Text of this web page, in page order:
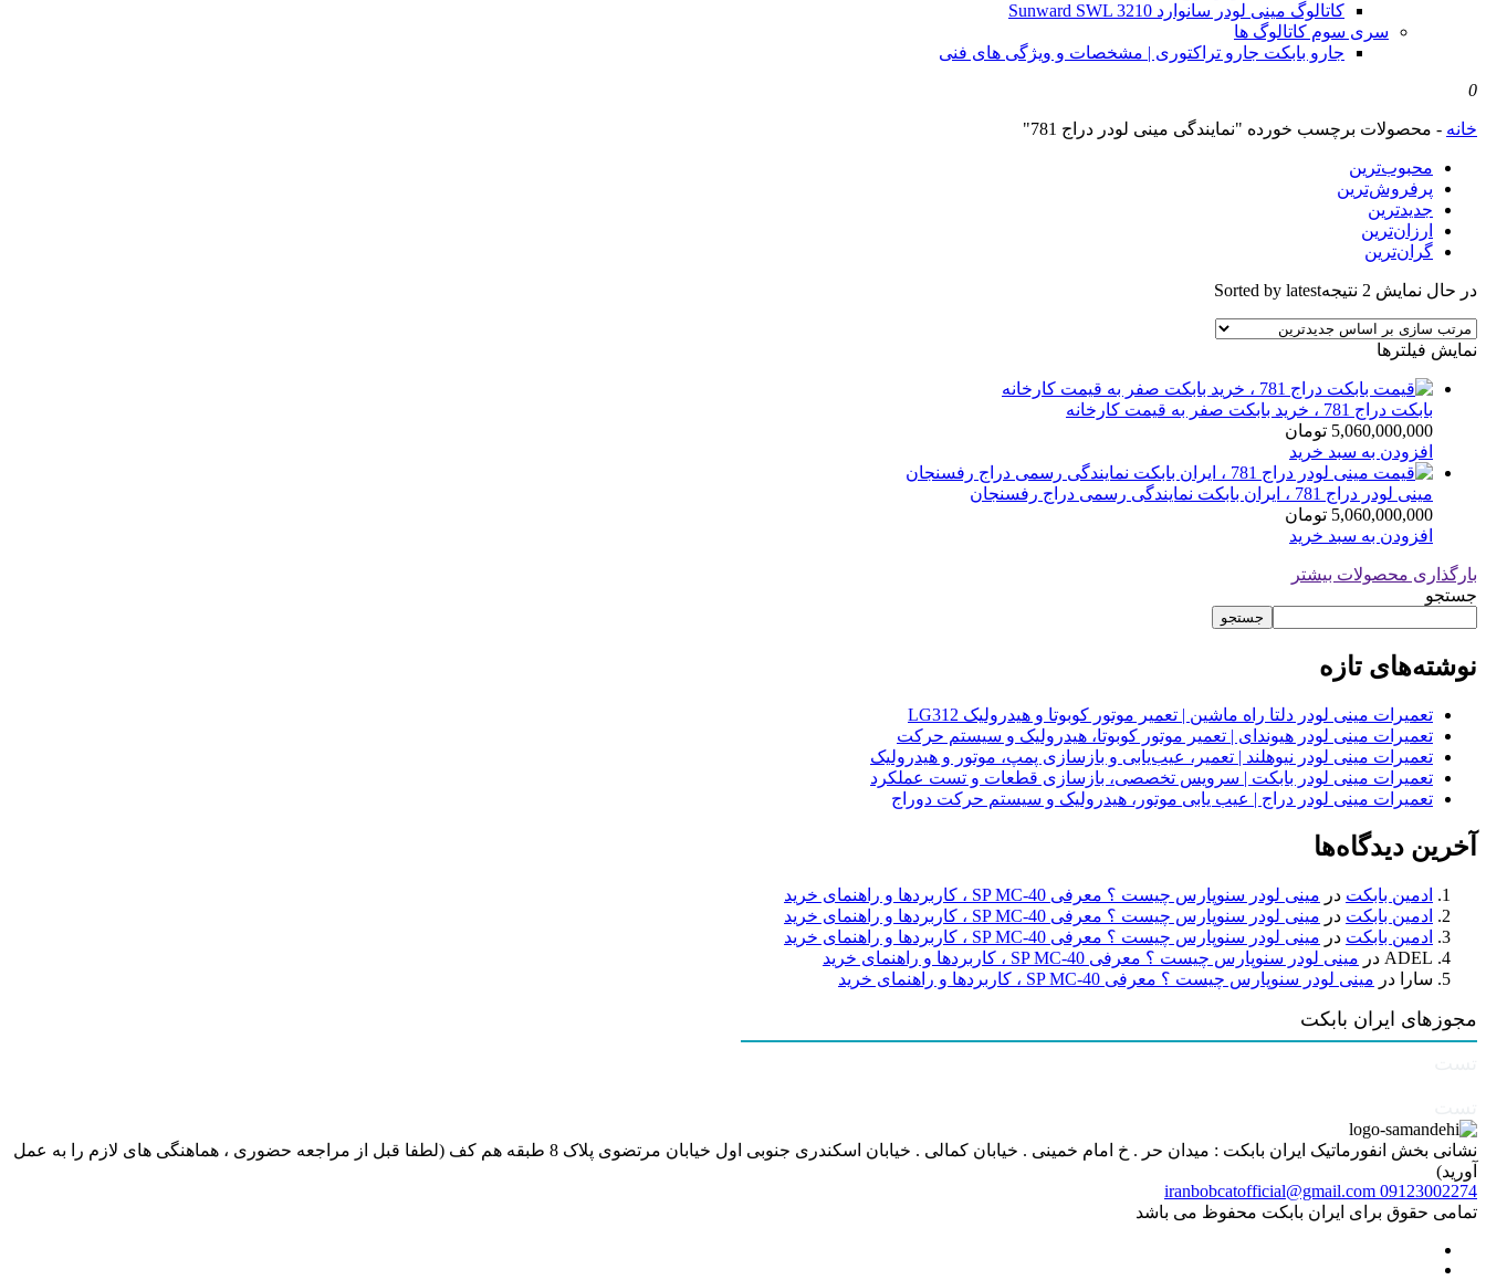
کاتالوگ مینی لودر سانوارد Sunward SWL 3210
سری سوم کاتالوگ ها
جارو بابکت جارو تراکتوری | مشخصات و ویژگی های فنی
0
خانه - محصولات برچسب خورده "نمایندگی مینی لودر دراج 781"
محبوب‌ترین
پرفروش‌ترین
جدیدترین
ارزان‌ترین
گران‌ترین
در حال نمایش 2 نتیجه Sorted by latest
نمایش فیلترها
بابکت دراج 781 ، خرید بابکت صفر به قیمت کارخانه
5,060,000,000 تومان
افزودن به سبد خرید
مینی لودر دراج 781 ، ایران بابکت نمایندگی رسمی دراج رفسنجان
5,060,000,000 تومان
افزودن به سبد خرید
بارگذاری محصولات بیشتر
جستجو
جستجو
نوشته‌های تازه
تعمیرات مینی لودر دلتا راه ماشین | تعمیر موتور کوبوتا و هیدرولیک LG312
تعمیرات مینی لودر هیوندای | تعمیر موتور کوبوتا، هیدرولیک و سیستم حرکت
تعمیرات مینی لودر نیوهلند | تعمیر، عیب‌یابی و بازسازی پمپ، موتور و هیدرولیک
تعمیرات مینی لودر بابکت | سرویس تخصصی، بازسازی قطعات و تست عملکرد
تعمیرات مینی لودر دراج | عیب یابی موتور، هیدرولیک و سیستم حرکت دوراج
آخرین دیدگاه‌ها
ادمین بابکت در مینی لودر سنوپارس چیست ؟ معرفی SP MC-40 ، کاربردها و راهنمای خرید
ادمین بابکت در مینی لودر سنوپارس چیست ؟ معرفی SP MC-40 ، کاربردها و راهنمای خرید
ادمین بابکت در مینی لودر سنوپارس چیست ؟ معرفی SP MC-40 ، کاربردها و راهنمای خرید
ADEL در مینی لودر سنوپارس چیست ؟ معرفی SP MC-40 ، کاربردها و راهنمای خرید
سارا
در مینی لودر سنوپارس چیست ؟ معرفی SP MC-40 ، کاربردها و راهنمای خرید
مجوزهای ایران بابکت
نشانی بخش انفورماتیک ایران بابکت : میدان حر . خ امام خمینی . خیابان کمالی . خیابان اسکندری جنوبی اول خیابان مرتضوی پلاک 8 طبقه هم کف (لطفا قبل از مراجعه حضوری ، هماهنگی های لازم را به عمل
آورید)
09123002274
iranbobcatofficial@gmail.com
تمامی حقوق برای ایران بابکت محفوظ می باشد